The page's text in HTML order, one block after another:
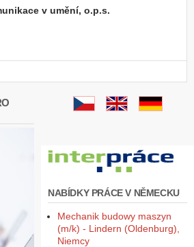
v umění, o.p.s.
NABÍDKY PRÁCE V NĚMECKU
Mechanik budowy maszyn
(m/k) - Lindern (Oldenburg),
Niemcy